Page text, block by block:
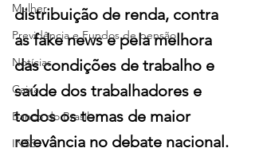
Mulher
Previdência e Fundos de pensão
Notícias
Caixa
Banco do Brasil
INSS
distribuição de renda, contra
as fake news e pela melhora
das condições de trabalho e
saúde dos trabalhadores e
todos os temas de maior
relevância no debate nacional.